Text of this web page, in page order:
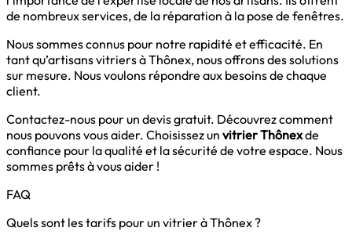
de nombreux services, de la réparation à la pose de fenêtres.
Nous sommes connus pour notre rapidité et efficacité. En
tant qu’artisans vitriers à Thônex, nous offrons des solutions
sur mesure. Nous voulons répondre aux besoins de chaque
client.
Contactez-nous pour un devis gratuit. Découvrez comment
nous pouvons vous aider. Choisissez un vitrier Thônexde
confiance pour la qualité et la sécurité de votre espace. Nous
sommes prêts à vous aider !
FAQ
Quels sont les tarifs pour un vitrier à Thônex ?